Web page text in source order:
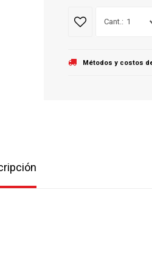
1
Métodos y costos